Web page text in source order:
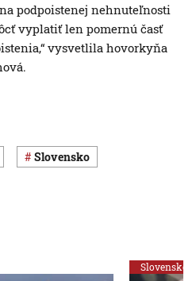
podpoistenej nehnuteľnosti
vyplatiť len pomernú časť
vysvetlila hovorkyňa
Slovensko
Slovensko